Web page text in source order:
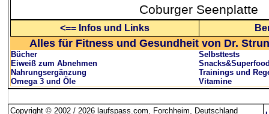
Coburger Seenplatte
<== Infos und Links
Alles für Fitness und Gesundheit von Dr.
Bücher
Eiweiß zum Abnehmen
Nahrungsergänzung
Omega 3 und Öle
Selbsttests
Trainings und
Vitamine
Copyright © 2002 / 2026 laufspass.com, Forchheim, Deutschland